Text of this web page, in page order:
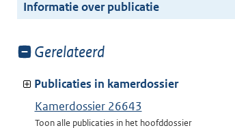
Informatie over publicatie
Toon
van:
Gerelateerd
Publicaties in kamerdossier
Kamerdossier 26643
Toon alle publicaties in het hoofddossier